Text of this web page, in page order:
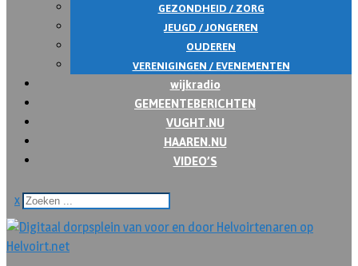
GEZONDHEID / ZORG
JEUGD / JONGEREN
OUDEREN
VERENIGINGEN / EVENEMENTEN
wijkradio
GEMEENTEBERICHTEN
VUGHT.NU
HAAREN.NU
VIDEO’S
x